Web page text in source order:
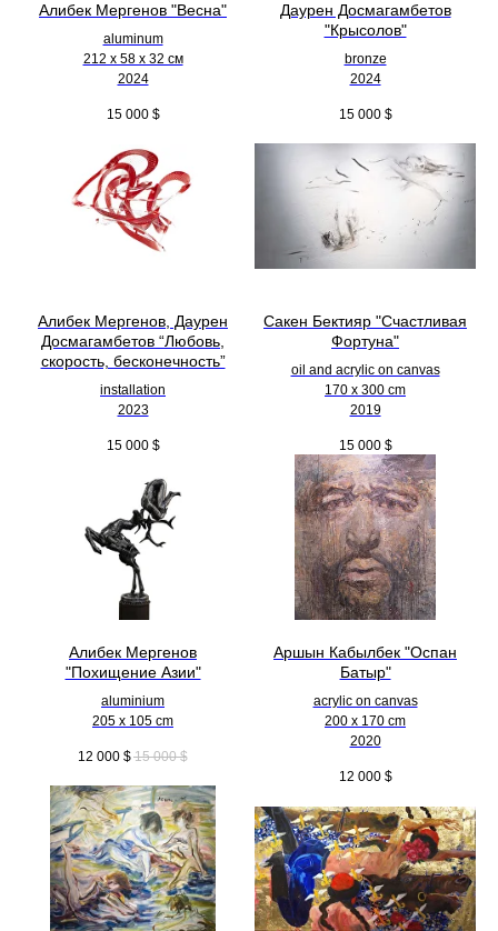
Алибек Мергенов "Весна"
aluminum
212 х 58 х 32 см
2024
15 000 $
Даурен Досмагамбетов
"Крысолов"
bronze
2024
15 000 $
Алибек Мергенов, Даурен
Досмагамбетов “Любовь,
скорость, бесконечность”
installation
2023
15 000 $
Сакен Бектияр "Счастливая
Фортуна"
oil and acrylic on canvas
170 x 300 cm
2019
15 000 $
Алибек Мергенов
"Похищение Азии"
aluminium
205 x 105 cm
12 000 $ 15 000 $
Аршын Кабылбек "Оспан
Батыр"
acrylic on canvas
200 x 170 cm
2020
12 000 $